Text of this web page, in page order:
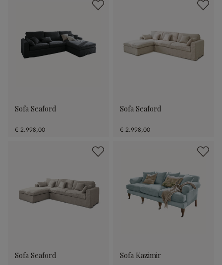
Sofa Seaford
€ 2.998,00
Sofa Seaford
€ 2.998,00
Sofa Seaford Sofa Kazimir